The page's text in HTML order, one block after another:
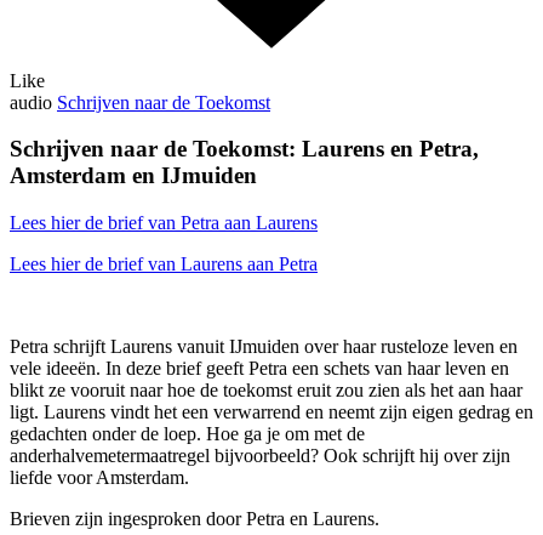
Like
audio Schrijven naar de Toekomst
Schrijven naar de Toekomst: Laurens en Petra,
Amsterdam en IJmuiden
Lees hier de brief van Petra aan Laurens
Lees hier de brief van Laurens aan Petra
Petra schrijft Laurens vanuit IJmuiden over haar rusteloze leven en
vele ideeën. In deze brief geeft Petra een schets van haar leven en
blikt ze vooruit naar hoe de toekomst eruit zou zien als het aan haar
ligt. Laurens vindt het een verwarrend en neemt zijn eigen gedrag en
gedachten onder de loep. Hoe ga je om met de
anderhalvemetermaatregel bijvoorbeeld? Ook schrijft hij over zijn
liefde voor Amsterdam.
Brieven zijn ingesproken door Petra en Laurens.